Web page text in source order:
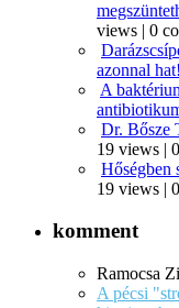
views | 0
azonnal hat!
A
Dr. Bősze
19 views |
Hőségben
19 views |
komment
Ramocsa
A pécsi